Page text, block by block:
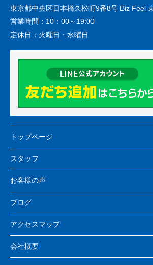
東京都中央区日本橋久松町9番8号 Biz Feel
営業時間： 10：00～19:00
定休日： 火曜日・水曜日
トップページ
スタッフ
お客様の声
ブログ
アクセスマップ
会社概要